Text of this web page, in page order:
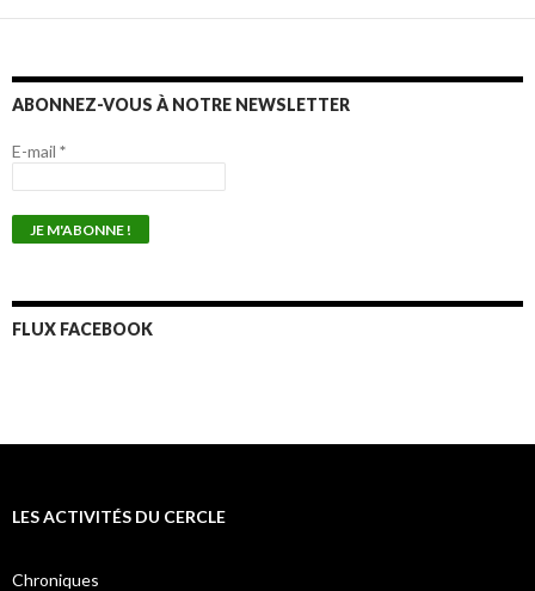
ABONNEZ-VOUS À NOTRE NEWSLETTER
E-mail *
FLUX FACEBOOK
LES ACTIVITÉS DU CERCLE
Chroniques